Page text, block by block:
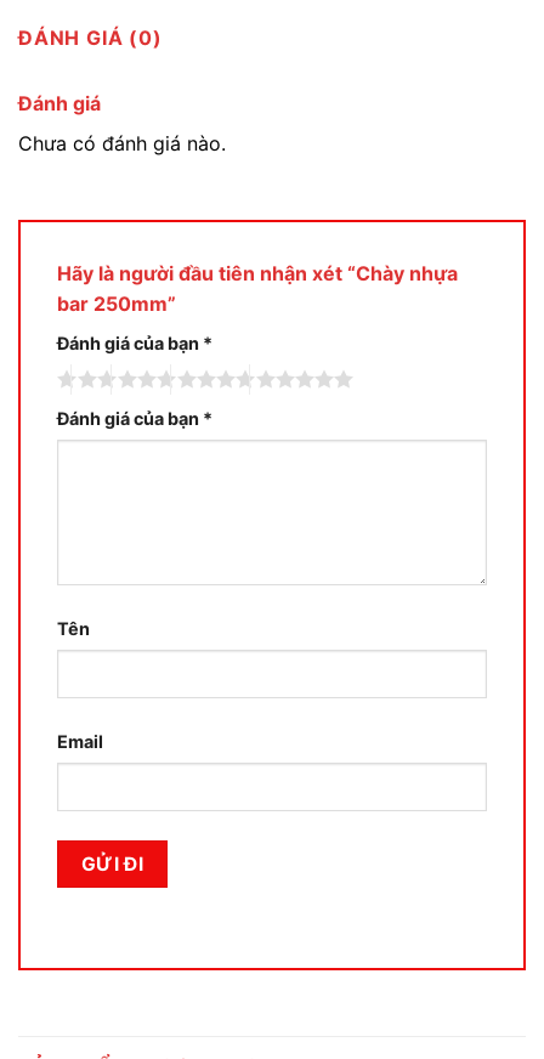
ĐÁNH GIÁ (0)
Đánh giá
Chưa có đánh giá nào.
Hãy là người đầu tiên nhận xét “Chày nhựa
bar 250mm”
Đánh giá của bạn *
Đánh giá của bạn *
Tên
Email